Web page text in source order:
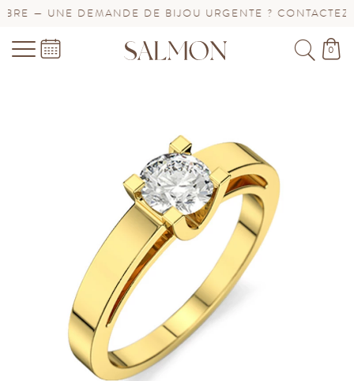
— UNE DEMANDE DE BIJOU URGENTE ? CONTACTEZ-
0